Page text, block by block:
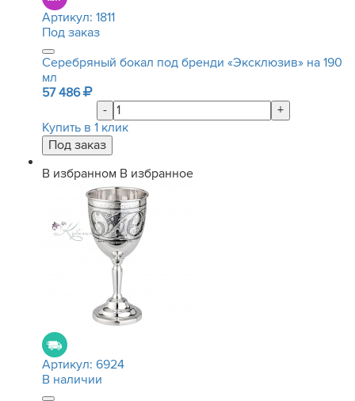
Артикул: 1811
Под заказ
Серебряный бокал под бренди «Эксклюзив» на 190
мл
57 486
-
+
Купить в 1 клик
В избранном В избранное
Артикул: 6924
В наличии